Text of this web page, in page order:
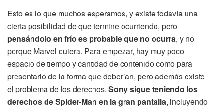
Esto es lo que muchos esperamos, y existe todavía una
cierta posibilidad de que termine ocurriendo, pero
pensándolo en frío es probable que no ocurra, y no
porque Marvel quiera. Para empezar, hay muy poco
espacio de tiempo y cantidad de contenido como para
presentarlo de la forma que deberían, pero además existe
el problema de los derechos. Sony sigue teniendo los
derechos de Spider-Man en la gran pantalla, incluyendo